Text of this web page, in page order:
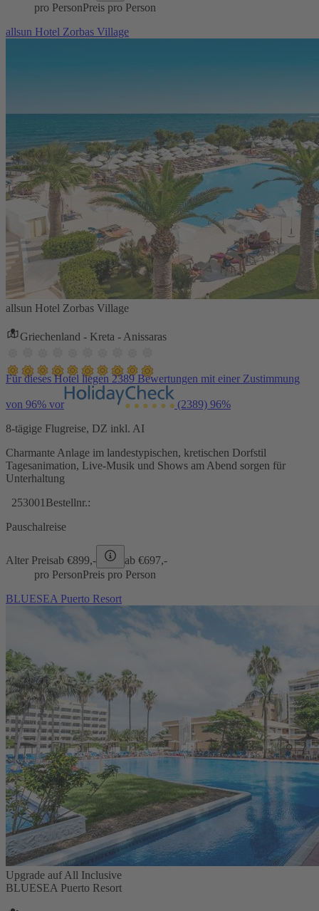
pro PersonPreis pro Person
allsun Hotel Zorbas Village
allsun Hotel Zorbas Village
Griechenland - Kreta - Anissaras
Für dieses Hotel liegen 2389 Bewertungen mit einer Zustimmung
von 96% vor (2389) 96%
8-tägige Flugreise, DZ inkl. AI
Charmante Anlage im landestypischen, kretischen Dorfstil
Tagesanimation, Live-Musik und Shows am Abend sorgen für
Unterhaltung
253001 Bestellnr.:
Pauschalreise
Alter Preisab €899,- ab €697,-
pro PersonPreis pro Person
BLUESEA Puerto Resort
Upgrade auf All Inclusive
BLUESEA Puerto Resort